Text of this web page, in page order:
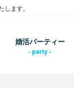
ます。
婚活パーティー